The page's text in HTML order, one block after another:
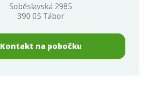
Soběslavská 2985
390 05 Tábor
Kontakt na pobočku